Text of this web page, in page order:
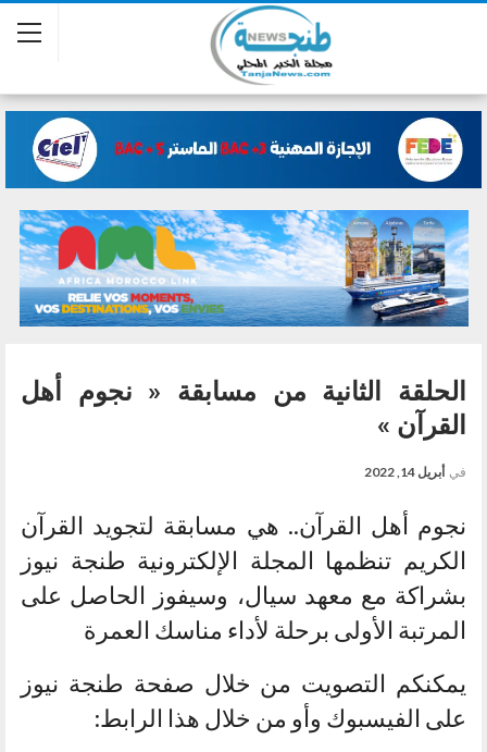
الحلقة الثانية من مسابقة « نجوم أهل
القرآن »
في أبريل 14, 2022
نجوم أهل القرآن.. هي مسابقة لتجويد القرآن
الكريم تنظمها المجلة الإلكترونية طنجة نيوز
بشراكة مع معهد سيال، وسيفوز الحاصل على
المرتبة الأولى برحلة لأداء مناسك العمرة
يمكنكم التصويت من خلال صفحة طنجة نيوز
على الفيسبوك وأو من خلال هذا الرابط: